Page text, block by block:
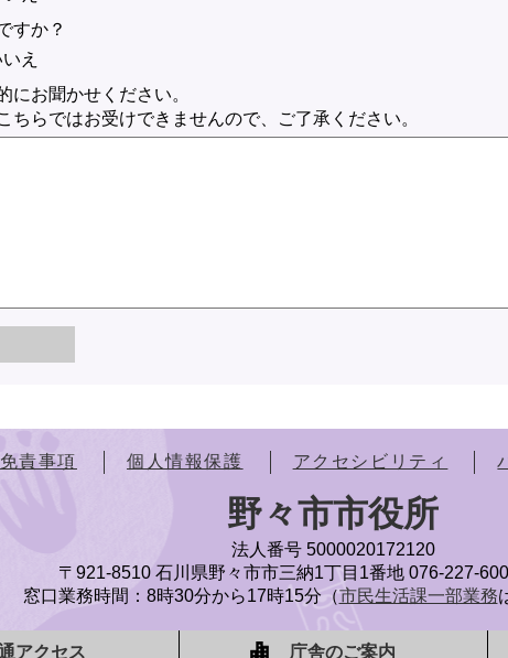
すか？
え
にお聞かせください。
ちらではお受けできませんので、ご了承ください。
責事項 個人情報保護 アクセシビリティ
野々市市役所
法人番号 5000020172120
〒921-8510 石川県野々市市三納1丁目1番地 076-227-
窓口業務時間：8時30分から17時15分（市民生活課一部業務
アクセス 庁舎のご案内